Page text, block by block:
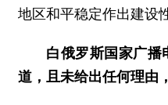
地区和平稳定作出建设
白俄罗斯国家广播
道，且未给出任何理由